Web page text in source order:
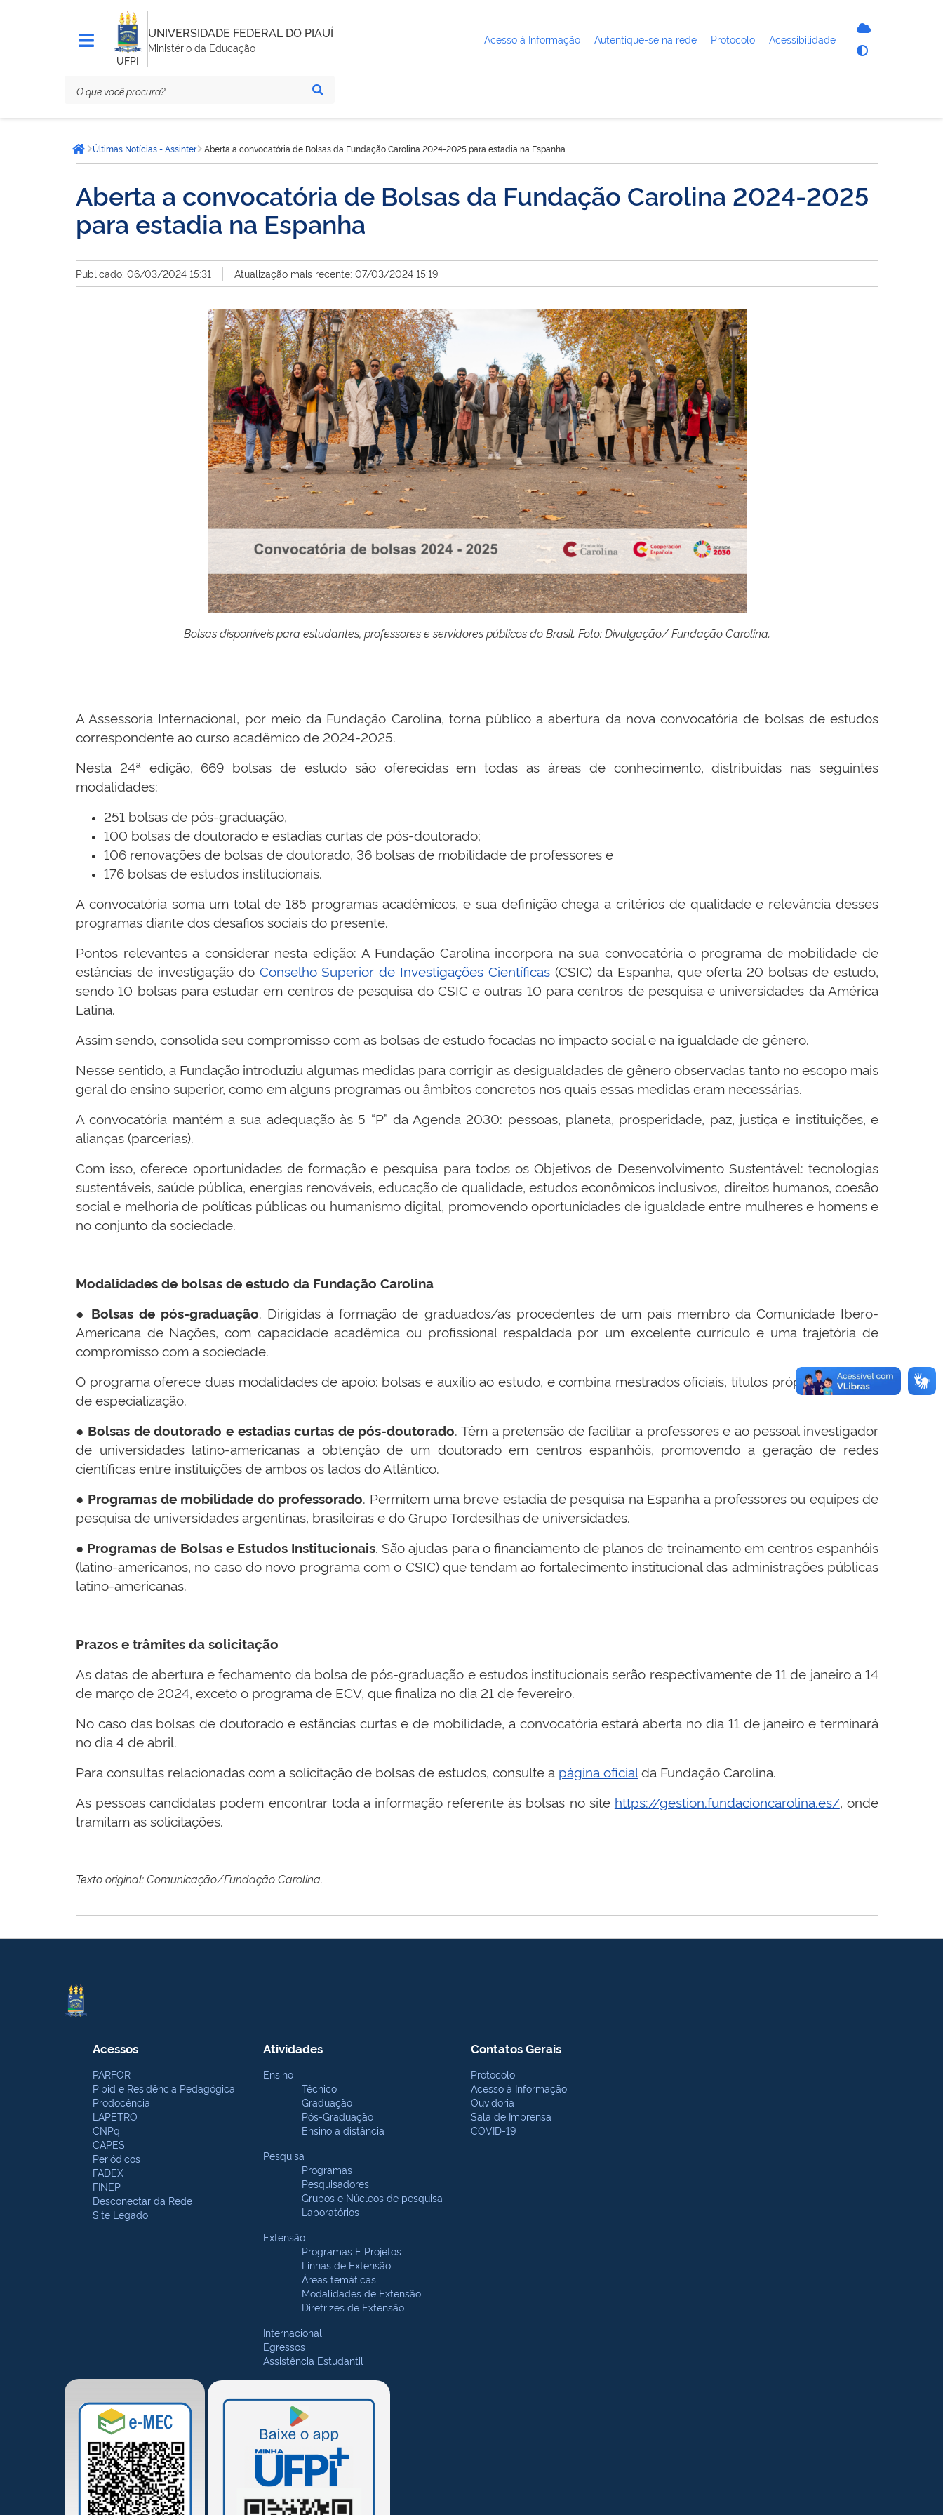
UFPI
UNIVERSIDADE FEDERAL DO PIAUÍ
Ministério da Educação
Acesso à Informação Autentique-se na rede Protocolo Acessibilidade
está
aqui:Página inicial
Últimas Notícias - Assinter Aberta a convocatória de Bolsas da Fundação Carolina 2024-2025 para estadia na Espanha
Aberta a convocatória de Bolsas da Fundação Carolina 2024-2025
para estadia na Espanha
Publicado: 06/03/2024 15:31 Atualização mais recente: 07/03/2024 15:19
Bolsas disponíveis para estudantes, professores e servidores públicos do Brasil. Foto: Divulgação/ Fundação Carolina.
A Assessoria Internacional, por meio da Fundação Carolina, torna público a abertura da nova convocatória de bolsas de estudos
correspondente ao curso acadêmico de 2024-2025.
Nesta 24ª edição, 669 bolsas de estudo são oferecidas em todas as áreas de conhecimento, distribuídas nas seguintes
modalidades:
251 bolsas de pós-graduação,
100 bolsas de doutorado e estadias curtas de pós-doutorado;
106 renovações de bolsas de doutorado, 36 bolsas de mobilidade de professores e
176 bolsas de estudos institucionais.
A convocatória soma um total de 185 programas acadêmicos, e sua definição chega a critérios de qualidade e relevância desses
programas diante dos desafios sociais do presente.
Pontos relevantes a considerar nesta edição: A Fundação Carolina incorpora na sua convocatória o programa de mobilidade de
estâncias de investigação do Conselho Superior de Investigações Científicas (CSIC) da Espanha, que oferta 20 bolsas de estudo,
sendo 10 bolsas para estudar em centros de pesquisa do CSIC e outras 10 para centros de pesquisa e universidades da América
Latina.
Assim sendo, consolida seu compromisso com as bolsas de estudo focadas no impacto social e na igualdade de gênero.
Nesse sentido, a Fundação introduziu algumas medidas para corrigir as desigualdades de gênero observadas tanto no escopo mais
geral do ensino superior, como em alguns programas ou âmbitos concretos nos quais essas medidas eram necessárias.
A convocatória mantém a sua adequação às 5 “P” da Agenda 2030: pessoas, planeta, prosperidade, paz, justiça e instituições, e
alianças (parcerias).
Com isso, oferece oportunidades de formação e pesquisa para todos os Objetivos de Desenvolvimento Sustentável: tecnologias
sustentáveis, saúde pública, energias renováveis, educação de qualidade, estudos econômicos inclusivos, direitos humanos, coesão
social e melhoria de políticas públicas ou humanismo digital, promovendo oportunidades de igualdade entre mulheres e homens e
no conjunto da sociedade.
Modalidades de bolsas de estudo da Fundação Carolina
● Bolsas de pós-graduação. Dirigidas à formação de graduados/as procedentes de um país membro da Comunidade Ibero-
Americana de Nações, com capacidade acadêmica ou profissional respaldada por um excelente currículo e uma trajetória de
compromisso com a sociedade.
O programa oferece duas modalidades de apoio: bolsas e auxílio ao estudo, e combina mestrados oficiais, títulos próprios e cursos
de especialização.
● Bolsas de doutorado e estadias curtas de pós-doutorado. Têm a pretensão de facilitar a professores e ao pessoal investigador
de universidades latino-americanas a obtenção de um doutorado em centros espanhóis, promovendo a geração de redes
científicas entre instituições de ambos os lados do Atlântico.
● Programas de mobilidade do professorado. Permitem uma breve estadia de pesquisa na Espanha a professores ou equipes de
pesquisa de universidades argentinas, brasileiras e do Grupo Tordesilhas de universidades.
● Programas de Bolsas e Estudos Institucionais. São ajudas para o financiamento de planos de treinamento em centros espanhóis
(latino-americanos, no caso do novo programa com o CSIC) que tendam ao fortalecimento institucional das administrações públicas
latino-americanas.
Prazos e trâmites da solicitação
As datas de abertura e fechamento da bolsa de pós-graduação e estudos institucionais serão respectivamente de 11 de janeiro a 14
de março de 2024, exceto o programa de ECV, que finaliza no dia 21 de fevereiro.
No caso das bolsas de doutorado e estâncias curtas e de mobilidade, a convocatória estará aberta no dia 11 de janeiro e terminará
no dia 4 de abril.
Para consultas relacionadas com a solicitação de bolsas de estudos, consulte a página oficialda Fundação Carolina.
As pessoas candidatas podem encontrar toda a informação referente às bolsas no site https://gestion.fundacioncarolina.es/, onde
tramitam as solicitações.
Texto original: Comunicação/Fundação Carolina.
Acessos
PARFOR
Pibid e Residência Pedagógica
Prodocência
LAPETRO
CNPq
CAPES
Periódicos
FADEX
FINEP
Desconectar da Rede
Site Legado
Atividades
Ensino
Técnico
Graduação
Pós-Graduação
Ensino a distância
Pesquisa
Programas
Pesquisadores
Grupos e Núcleos de pesquisa
Laboratórios
Extensão
Programas E Projetos
Linhas de Extensão
Áreas temáticas
Modalidades de Extensão
Diretrizes de Extensão
Internacional
Egressos
Assistência Estudantil
Contatos Gerais
Protocolo
Acesso à Informação
Ouvidoria
Sala de Imprensa
COVID-19